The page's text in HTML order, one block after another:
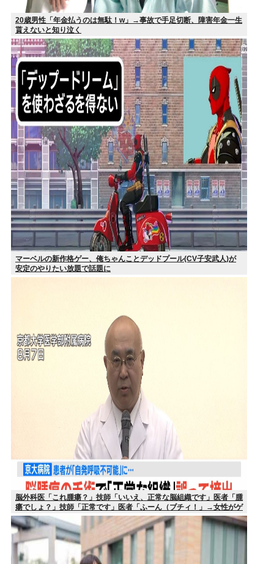
20歳男性「年金払うのは無駄！w」→事故で手足切断、障害年金一生
貰えないと知り泣く
マーベルの新作格ゲー、俺ちゃんことデッドプール(CV子安武人)が
安定のやりたい放題で話題に
脳外科医「これ腫瘍？」技師「いいえ、正常な脳組織です」医者「腫
瘍でしょ？」技師「正常です」医者「ふーん（ブチィ！」→女性がゲ
ェジ化